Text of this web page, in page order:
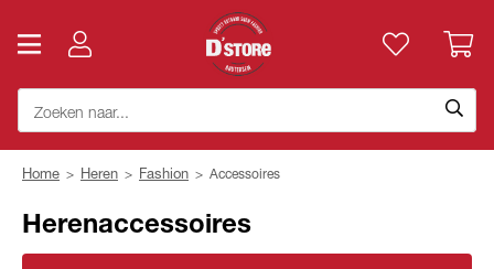
Home > Heren > Fashion > Accessoires
Herenaccessoires